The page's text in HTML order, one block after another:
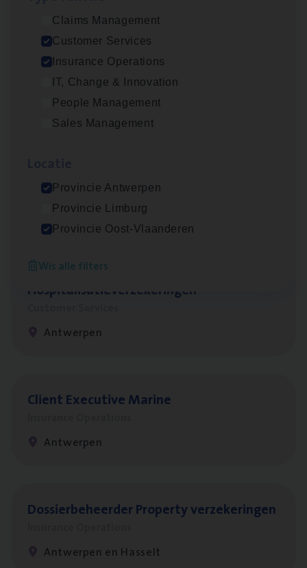
Claims Management
Customer Services
Insurance Operations
IT, Change & Innovation
People Management
Sales Management
Provincie Antwerpen
Provincie Limburg
Provincie Oost-Vlaanderen
Wis alle filters
Dos­sier­be­heer­der ver­ze­ke­rin­gen — Soci­al
Pro­fit en Public
Insurance Operations
Antwerpen
Insurance Operations
Beveren
Cus­to­mer Care Expert
Hospitalisatieverzekeringen
Antwerpen
Client Exe­cu­ti­ve Marine
Antwerpen
Dos­sier­be­heer­der Pro­per­ty verzekeringen
Antwerpen en Hasselt